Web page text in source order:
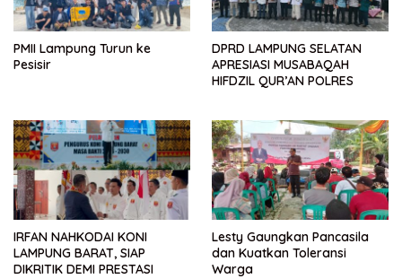
PMII Lampung Turun ke
Pesisir
DPRD LAMPUNG SELATAN
APRESIASI MUSABAQAH
HIFDZIL QUR’AN POLRES
IRFAN NAHKODAI KONI
LAMPUNG BARAT, SIAP
DIKRITIK DEMI PRESTASI
Lesty Gaungkan Pancasila
dan Kuatkan Toleransi
Warga